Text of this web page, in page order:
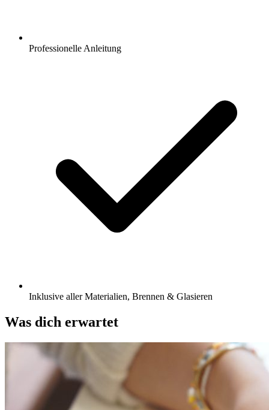
Professionelle Anleitung
Inklusive aller Materialien, Brennen & Glasieren
Was dich erwartet